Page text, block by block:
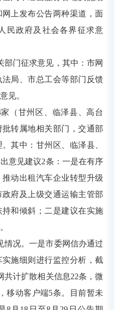
上发布公告两种渠道，面
民政府及社会各界征求意
部门征求意见，其中：市网
局、市总工会等部门反馈
见。
（甘州区、临泽县、高台
转属地相关部门，交通部
其中：甘州区、临泽县、
意见建议2条：一是在有序
动出租汽车企业转型升级
府及上级交通运输主管部
和倾斜；二是建议在实施
情况。一是市委网信办通过
施细则进行监控分析，截
共计扩散相关信息22条，微
移动客户端5条。目前暂未